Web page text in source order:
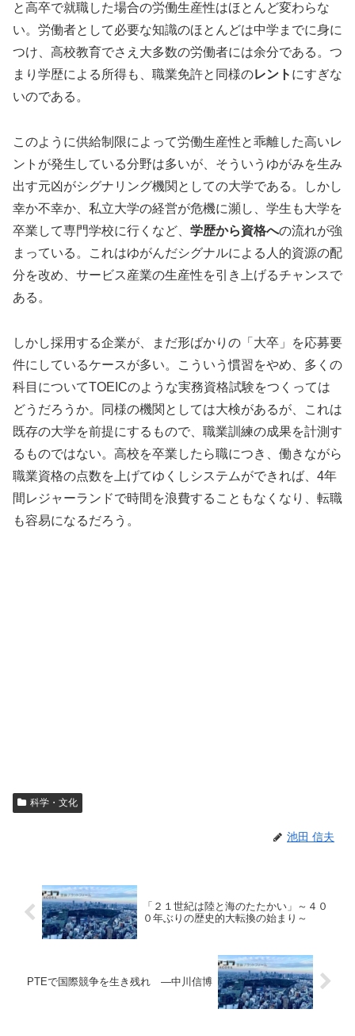
と高卒で就職した場合の労働生産性はほとんど変わらな
い。労働者として必要な知識のほとんどは中学までに身に
つけ、高校教育でさえ大多数の労働者には余分である。つ
まり学歴による所得も、職業免許と同様のレント にすぎな
いのである。
このように供給制限によって労働生産性と乖離した高いレ
ントが発生している分野は多いが、そういうゆがみを生み
出す元凶がシグナリング機関としての大学である。しかし
幸か不幸か、私立大学の経営が危機に瀕し、学生も大学を
卒業して専門学校に行くなど、 学歴から資格への流れが強
まっている。これはゆがんだシグナルによる人的資源の配
分を改め、サービス産業の生産性を引き上げるチャンスで
ある。
しかし採用する企業が、まだ形ばかりの「大卒」を応募要
件にしているケースが多い。こういう慣習をやめ、多くの
科目についてTOEICのような実務資格試験をつくっては
どうだろうか。同様の機関としては大検があるが、これは
既存の大学を前提にするもので、職業訓練の成果を計測す
るものではない。高校を卒業したら職につき、働きながら
職業資格の点数を上げてゆくしシステムができれば、4年
間レジャーランドで時間を浪費することもなくなり、転職
も容易になるだろう。
科学・文化
池田 信夫
「２１世紀は陸と海のたたかい」～４０
０年ぶりの歴史的大転換の始まり～
PTEで国際競争を生き残れ ―中川信博